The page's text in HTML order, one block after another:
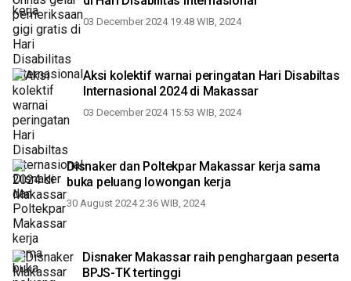
03 December 2024 19:48 WIB, 2024
Aksi kolektif warnai peringatan Hari Disabiltas
Internasional 2024 di Makassar
03 December 2024 15:53 WIB, 2024
Disnaker dan Poltekpar Makassar kerja sama
buka peluang lowongan kerja
30 August 2024 2:36 WIB, 2024
Disnaker Makassar raih penghargaan peserta
BPJS-TK tertinggi